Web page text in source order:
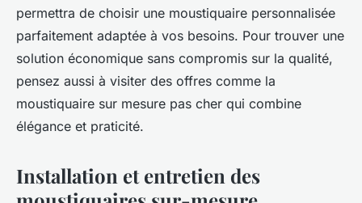
permettra de choisir une moustiquaire personnalisée
parfaitement adaptée à vos besoins. Pour trouver une
solution économique sans compromis sur la qualité,
pensez aussi à visiter des offres comme la
moustiquaire sur mesure pas cher qui combine
élégance et praticité.
Installation et entretien des